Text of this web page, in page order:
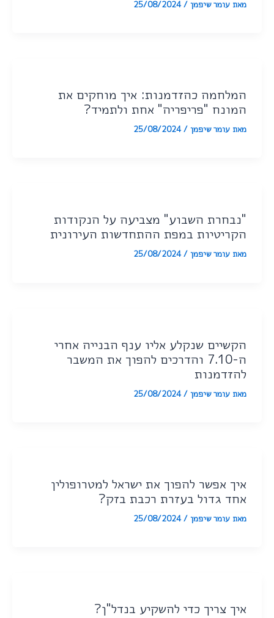
מאתעומר שיפמן/
25/08/2024
המלחמה כהזדמנות: איך מוחקים את
המונח "פריפריה" אחת ולתמיד?
מאתעומר שיפמן/
25/08/2024
"נבחרת השבוע" מצביעה על הנקודות
הקריטיות במפת ההתחדשות העירונית
מאתעומר שיפמן/
25/08/2024
הקשיים שנקלע אליו ענף הבנייה אחרי
ה-7.10 והדרכים להפוך את המשבר
להזדמנות
מאתעומר שיפמן/
25/08/2024
איך אפשר להפוך את ישראל למטרופולין
אחד גדול בעזרת רכבת בזק?
מאתעומר שיפמן/
25/08/2024
איך צריך כדי להשקיע בנדל"ן?